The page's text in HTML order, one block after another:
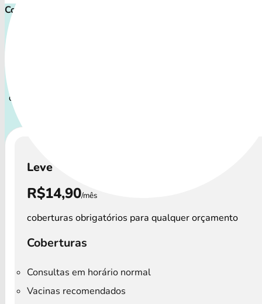
Comece proteger ainda hoje!
demanda atenção especial.
Leve
R$14,90/mês
coberturas obrigatórios para qualquer orçamento
Coberturas
Consultas em horário normal
Vacinas recomendados